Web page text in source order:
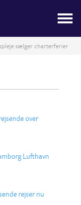
sælger charterferier
over
Lufthavn
rejser nu